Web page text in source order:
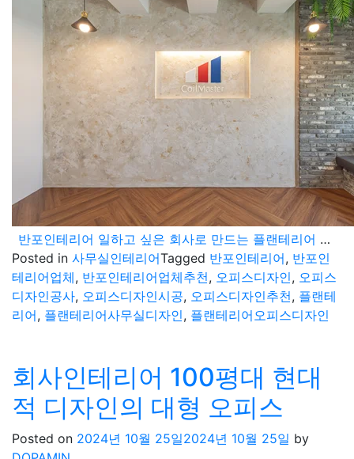
반포인테리어 일하고 싶은 회사로 만드는 플랜테리어 오피스 디자인
Posted in 사무실인테리어Tagged 반포인테리어, 반포인
테리어업체, 반포인테리어업체추천, 오피스디자인, 오피스
디자인공사, 오피스디자인시공, 오피스디자인추천, 플랜테
리어, 플랜테리어사무실디자인, 플랜테리어오피스디자인
회사인테리어 100평대 현대
적 디자인의 대형 오피스
Posted on 2024년 10월 25일2024년 10월 25일 by